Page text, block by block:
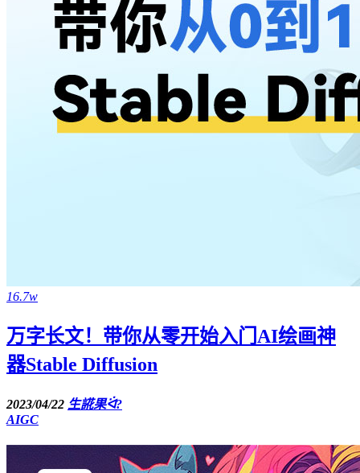
16.7w
万字长文！带你从零开始入门AI绘画神
器Stable Diffusion
2023/04/22 生誮果ᐛ?
AIGC